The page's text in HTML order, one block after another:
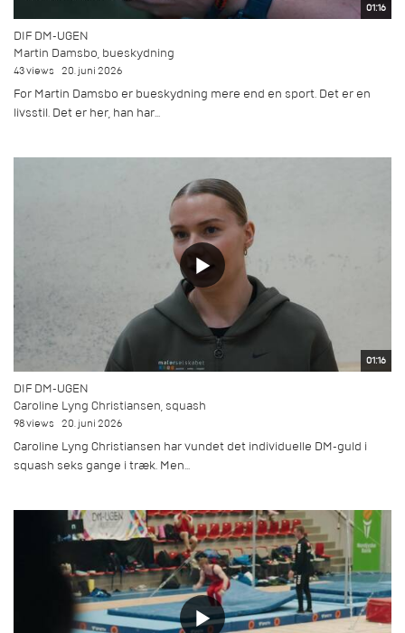
01:16
DIF DM-UGEN
Martin Damsbo, bueskydning
43 views 20. juni 2026
For Martin Damsbo er bueskydning mere end en sport. Det er en
livsstil. Det er her, han har...
01:16
DIF DM-UGEN
Caroline Lyng Christiansen, squash
98 views 20. juni 2026
Caroline Lyng Christiansen har vundet det individuelle DM-guld i
squash seks gange i træk. Men...